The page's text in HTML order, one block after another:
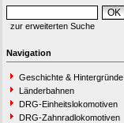
zur erweiterten Suche
Navigation
Geschichte & Hintergründe
Länderbahnen
DRG-Einheitslokomotiven
DRG-Zahnradlokomotiven